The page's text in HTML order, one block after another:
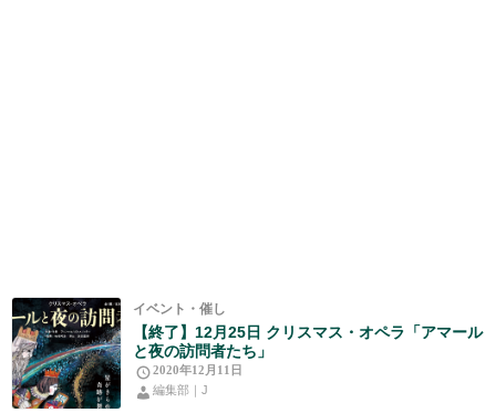
イベント・催し
【終了】12月25日 クリスマス・オペラ「アマール
と夜の訪問者たち」
2020年12月11日
編集部｜J